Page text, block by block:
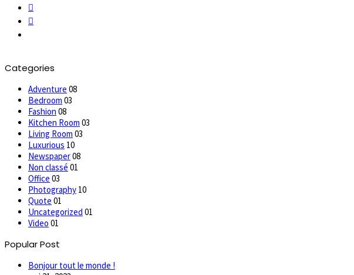
Categories
Adventure 08
Bedroom 03
Fashion 08
Kitchen Room 03
Living Room 03
Luxurious 10
Newspaper08
Non classé 01
Office 03
Photography 10
Quote 01
Uncategorized 01
Video 01
Popular Post
Bonjour tout le monde !